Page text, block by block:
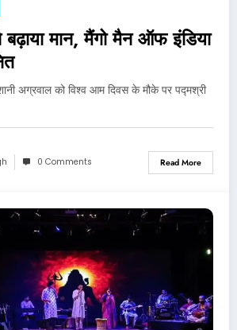
मान, मैंगो मैन ऑफ इंडिया
अग्रवाल को विश्व आम दिवस के मौके पर पद्मश्री
0 Comments Read More